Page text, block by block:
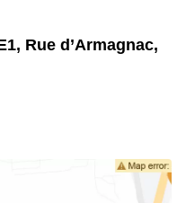
Rue d’Armagnac,